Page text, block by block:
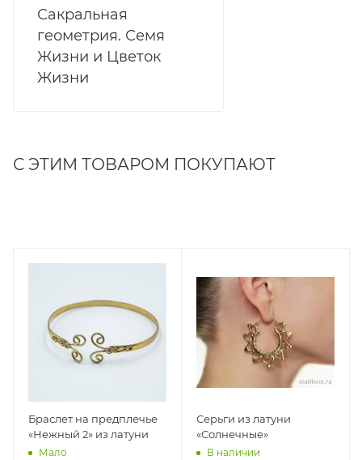
Сакральная
геометрия. Семя
Жизни и Цветок
Жизни
С ЭТИМ ТОВАРОМ ПОКУПАЮТ
Браслет на предплечье
«Нежный 2» из латуни
Мало
Серьги из латуни
«Солнечные»
В наличии